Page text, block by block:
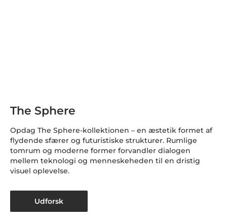
The Sphere
Opdag The Sphere-kollektionen – en æstetik formet af
flydende sfærer og futuristiske strukturer. Rumlige
tomrum og moderne former forvandler dialogen
mellem teknologi og menneskeheden til en dristig
visuel oplevelse.
Udforsk